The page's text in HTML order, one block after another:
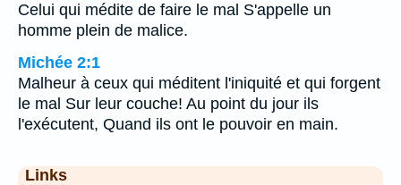
Celui qui médite de faire le mal S'appelle un
homme plein de malice.
Michée 2:1
Malheur à ceux qui méditent l'iniquité et qui forgent
le mal Sur leur couche! Au point du jour ils
l'exécutent, Quand ils ont le pouvoir en main.
Links